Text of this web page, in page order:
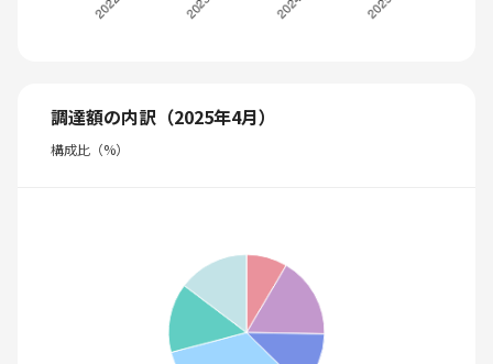
調達額の内訳（2025年4月）
構成比（%）